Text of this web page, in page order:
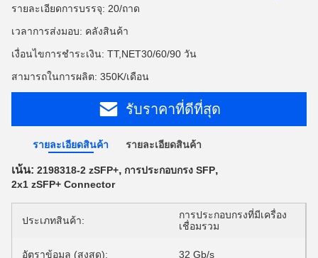
รายละเอียดการบรรจุ: 20/ถาด
เวลาการส่งมอบ: คลังสินค้า
เงื่อนไขการชำระเงิน: TT,NET30/60/90 วัน
สามารถในการผลิต: 350K/เดือน
รับราคาที่ดีที่สุด
รายละเอียดสินค้า รายละเอียดสินค้า
เน้น: 2198318-2 zSFP+, การประกอบกรง SFP,
2x1 zSFP+ Connector
ประเภทสินค้า:
การประกอบกรงที่มีเครื่อง
เชื่อมรวม
อัตราข้อมูล (สูงสุด): 32 Gb/s